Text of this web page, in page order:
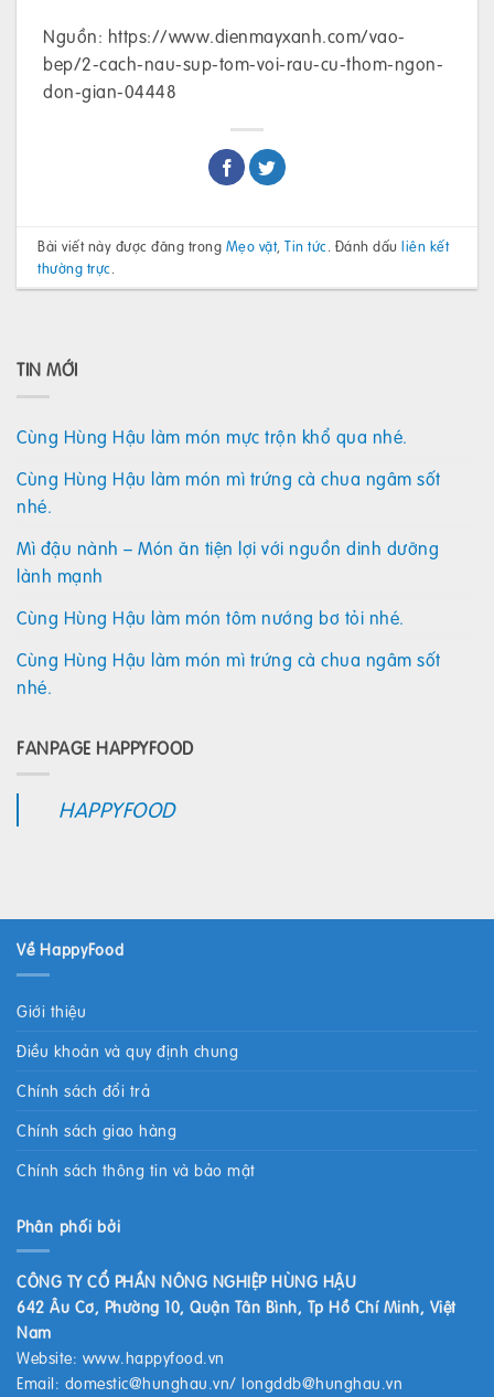
Nguồn: https://www.dienmayxanh.com/vao-
bep/2-cach-nau-sup-tom-voi-rau-cu-thom-ngon-
don-gian-04448
Bài viết này được đăng trong Mẹo vặt,Tin tức. Đánh dấuliên kết
thường trực.
TIN MỚI
Cùng Hùng Hậu làm món mực trộn khổ qua nhé.
Cùng Hùng Hậu làm món mì trứng cà chua ngâm sốt
nhé.
Mì đậu nành – Món ăn tiện lợi với nguồn dinh dưỡng
lành mạnh
Cùng Hùng Hậu làm món tôm nướng bơ tỏi nhé.
Cùng Hùng Hậu làm món mì trứng cà chua ngâm sốt
nhé.
FANPAGE HAPPYFOOD
HAPPYFOOD
Về HappyFood
Giới thiệu
Điều khoản và quy định chung
Chính sách đổi trả
Chính sách giao hàng
Chính sách thông tin và bảo mật
Phân phối bởi
CÔNG TY CỔ PHẦN NÔNG NGHIỆP HÙNG HẬU
642 Âu Cơ, Phường 10, Quận Tân Bình, Tp Hồ Chí Minh, Việt
Nam
Website: www.happyfood.vn
Email: domestic@hunghau.vn/ longddb@hunghau.vn